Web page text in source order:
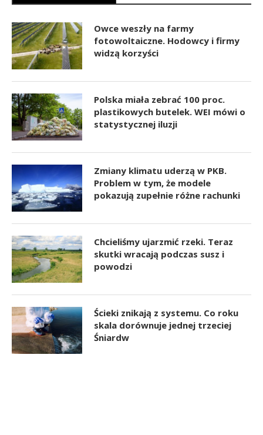
Owce weszły na farmy
fotowoltaiczne. Hodowcy i firmy
widzą korzyści
Polska miała zebrać 100 proc.
plastikowych butelek. WEI mówi o
statystycznej iluzji
Zmiany klimatu uderzą w PKB.
Problem w tym, że modele
pokazują zupełnie różne rachunki
Chcieliśmy ujarzmić rzeki. Teraz
skutki wracają podczas susz i
powodzi
Ścieki znikają z systemu. Co roku
skala dorównuje jednej trzeciej
Śniardw